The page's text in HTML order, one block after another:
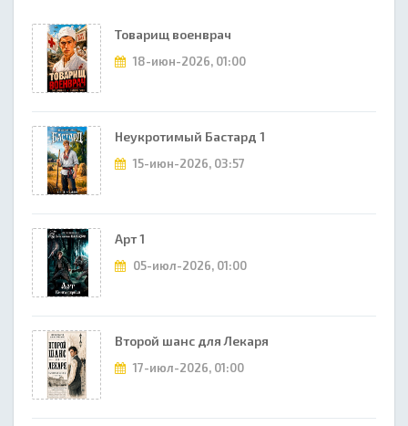
Товарищ военврач
18-июн-2026, 01:00
Неукротимый Бастард 1
15-июн-2026, 03:57
Арт 1
05-июл-2026, 01:00
Второй шанс для Лекаря
17-июл-2026, 01:00